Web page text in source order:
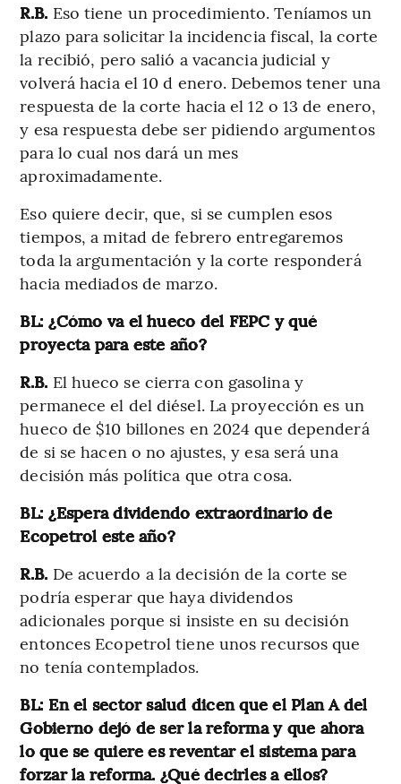
R.B. Eso tiene un procedimiento. Teníamos un
plazo para solicitar la incidencia fiscal, la corte
la recibió, pero salió a vacancia judicial y
volverá hacia el 10 d enero. Debemos tener una
respuesta de la corte hacia el 12 o 13 de enero,
y esa respuesta debe ser pidiendo argumentos
para lo cual nos dará un mes
aproximadamente.
Eso quiere decir, que, si se cumplen esos
tiempos, a mitad de febrero entregaremos
toda la argumentación y la corte responderá
hacia mediados de marzo.
BL: ¿Cómo va el hueco del FEPC y qué
proyecta para este año?
R.B. El hueco se cierra con gasolina y
permanece el del diésel. La proyección es un
hueco de $10 billones en 2024 que dependerá
de si se hacen o no ajustes, y esa será una
decisión más política que otra cosa.
BL: ¿Espera dividendo extraordinario de
Ecopetrol este año?
R.B. De acuerdo a la decisión de la corte se
podría esperar que haya dividendos
adicionales porque si insiste en su decisión
entonces Ecopetrol tiene unos recursos que
no tenía contemplados.
BL: En el sector salud dicen que el Plan A del
Gobierno dejó de ser la reforma y que ahora
lo que se quiere es reventar el sistema para
forzar la reforma. ¿Qué decirles a ellos?